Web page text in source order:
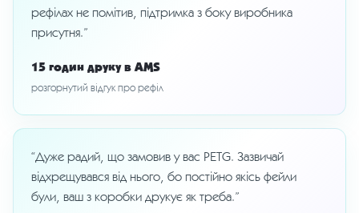
рефілах не помітив, підтримка з боку виробника
присутня.”
15 годин друку в AMS
розгорнутий відгук про рефіл
“Дуже радий, що замовив у вас PETG. Зазвичай
відхрещувався від нього, бо постійно якісь фейли
були, ваш з коробки друкує як треба.”